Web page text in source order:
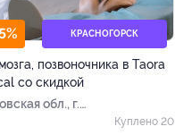
КРАСНОГОРСК
позвоночника в Taora
со скидкой
обл., г.
Куплено 20